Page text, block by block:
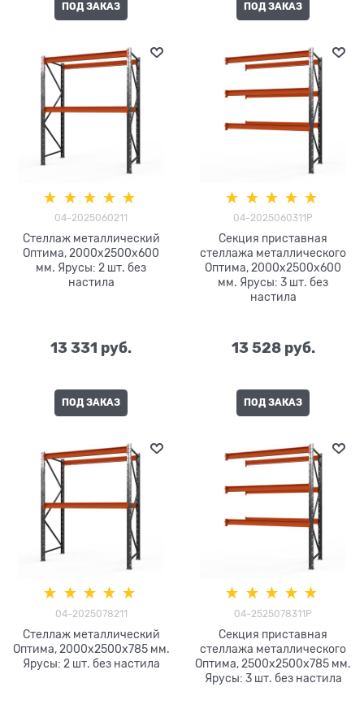
ПОД ЗАКАЗ ПОД ЗАКАЗ
04-2025060211
Стеллаж металлический
Оптима, 2000x2500x600
мм. Ярусы: 2 шт. без
настила
13 331 руб.
ПОД ЗАКАЗ
04-2025060311P
Секция приставная
стеллажа металлического
Оптима, 2000x2500x600
мм. Ярусы: 3 шт. без
настила
13 528 руб.
ПОД ЗАКАЗ
04-2025078211
Стеллаж металлический
Оптима, 2000x2500x785 мм.
Ярусы: 2 шт. без настила
04-2525078311P
Секция приставная
стеллажа металлического
Оптима, 2500x2500x785 мм.
Ярусы: 3 шт. без настила